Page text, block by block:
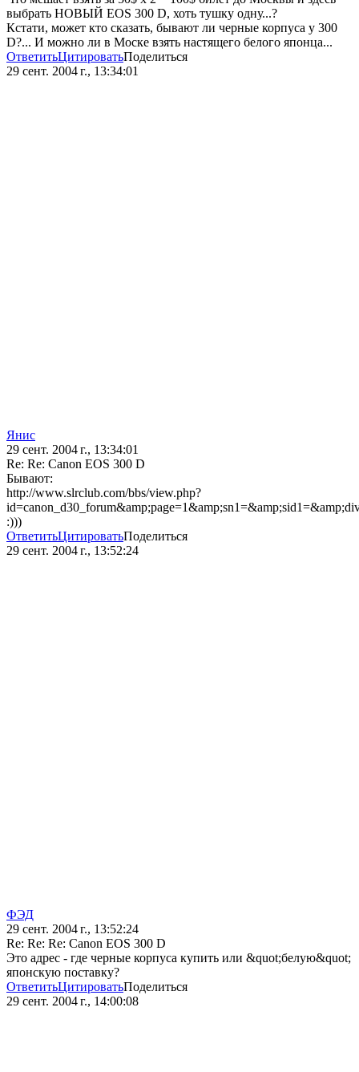
выбрать НОВЫЙ EOS 300 D, хоть тушку одну...?
Кстати, может кто сказать, бывают ли черные корпуса у 300
D?... И можно ли в Моске взять настящего белого японца...
ОтветитьЦитироватьПоделиться
29 сент. 2004 г., 13:34:01
Янис
29 сент. 2004 г., 13:34:01
Re: Re: Canon EOS 300 D
Бывают:
http://www.slrclub.com/bbs/view.php?
:)))
ОтветитьЦитироватьПоделиться
29 сент. 2004 г., 13:52:24
ФЭД
29 сент. 2004 г., 13:52:24
Re: Re: Re: Canon EOS 300 D
Это адрес - где черные корпуса купить или &quot;белую&quot;
японскую поставку?
ОтветитьЦитироватьПоделиться
29 сент. 2004 г., 14:00:08